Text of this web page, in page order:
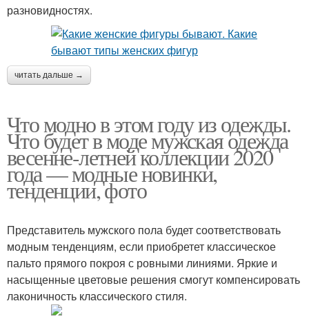
разновидностях.
читать дальше →
Что модно в этом году из одежды.
Что будет в моде мужская одежда
весенне-летней коллекции 2020
года — модные новинки,
тенденции, фото
Представитель мужского пола будет соответствовать
модным тенденциям, если приобретет классическое
пальто прямого покроя с ровными линиями. Яркие и
насыщенные цветовые решения смогут компенсировать
лаконичность классического стиля.